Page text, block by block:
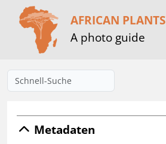
AFRICAN PLANTS
A photo guide
Metadaten